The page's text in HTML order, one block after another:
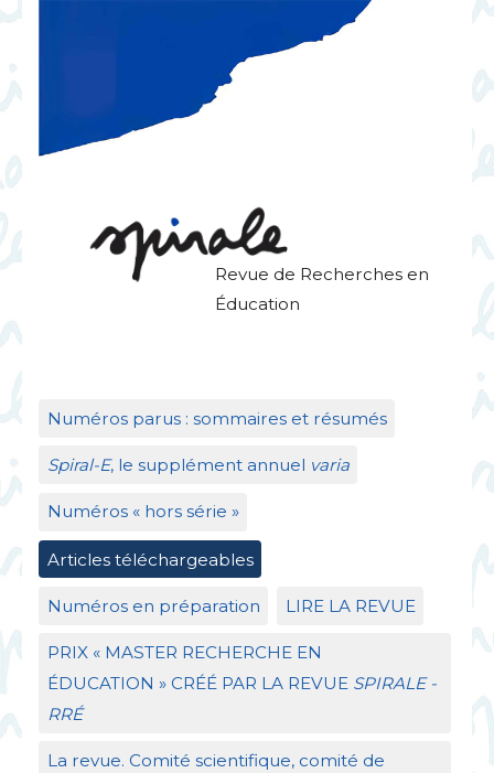
Revue de Recherches en
Éducation
Numéros parus : sommaires et résumés
Spiral-E, le supplément annuel varia
Numéros « hors série »
Articles téléchargeables
Numéros en préparation LIRE LA REVUE
PRIX« MASTER RECHERCHE EN
ÉDUCATION » CRÉÉ PAR LA REVUE SPIRALE-
RRÉ
La revue. Comité scientifique, comité de